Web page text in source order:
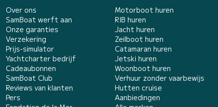
Over ons
SamBoat werft aan
Onze garanties
Verzekering
Prijs-simulator
Yachtcharter bedrijf
Cadeaubonnen
SamBoat Club
Reviews van klanten
Pers
Motorboot huren
RIB huren
Jacht huren
Zeilboot huren
Catamaran huren
Jetski huren
Woonboot huren
Verhuur zonder vaarbewijs
Hutten cruise
Aanbiedingen